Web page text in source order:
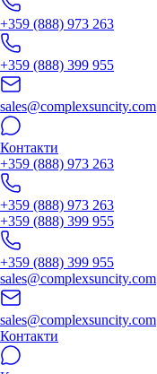
+359 (888) 973 263
+359 (888) 399 955
sales@complexsuncity.com
Контакти
+359 (888) 973 263
+359 (888) 973 263
+359 (888) 399 955
+359 (888) 399 955
sales@complexsuncity.com
sales@complexsuncity.com
Контакти